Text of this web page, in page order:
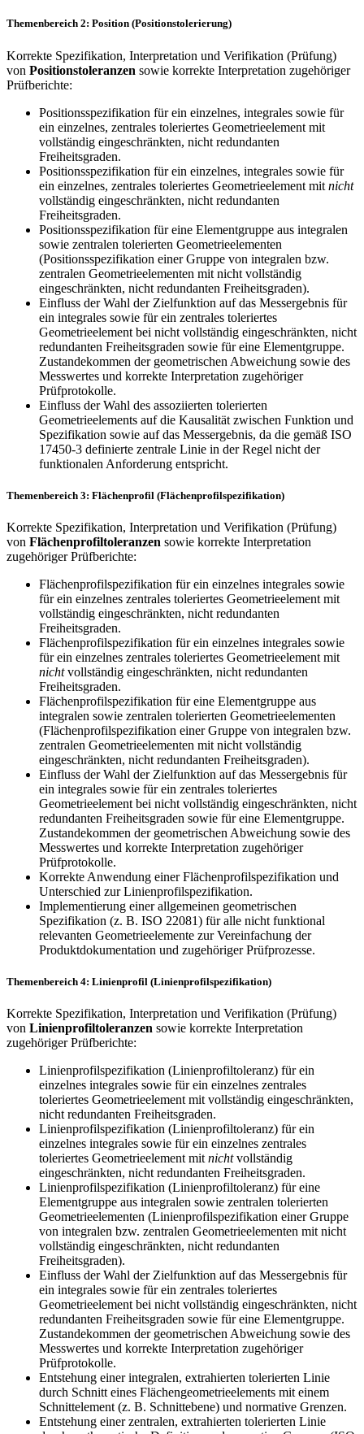
Themenbereich 2: Position (Positionstolerierung)
Korrekte Spezifikation, Interpretation und Verifikation (Prüfung)
von Positionstoleranzen sowie korrekte Interpretation zugehöriger
Prüfberichte:
Positionsspezifikation für ein einzelnes, integrales sowie für
ein einzelnes, zentrales toleriertes Geometrieelement mit
vollständig eingeschränkten, nicht redundanten
Freiheitsgraden.
Positionsspezifikation für ein einzelnes, integrales sowie für
ein einzelnes, zentrales toleriertes Geometrieelement mit nicht
vollständig eingeschränkten, nicht redundanten
Freiheitsgraden.
Positionsspezifikation für eine Elementgruppe aus integralen
sowie zentralen tolerierten Geometrieelementen
(Positionsspezifikation einer Gruppe von integralen bzw.
zentralen Geometrieelementen mit nicht vollständig
eingeschränkten, nicht redundanten Freiheitsgraden).
Einfluss der Wahl der Zielfunktion auf das Messergebnis für
ein integrales sowie für ein zentrales toleriertes
Geometrieelement bei nicht vollständig eingeschränkten, nicht
redundanten Freiheitsgraden sowie für eine Elementgruppe.
Zustandekommen der geometrischen Abweichung sowie des
Messwertes und korrekte Interpretation zugehöriger
Prüfprotokolle.
Einfluss der Wahl des assoziierten tolerierten
Geometrieelements auf die Kausalität zwischen Funktion und
Spezifikation sowie auf das Messergebnis, da die gemäß ISO
17450-3 definierte zentrale Linie in der Regel nicht der
funktionalen Anforderung entspricht.
Themenbereich 3: Flächenprofil (Flächenprofilspezifikation)
Korrekte Spezifikation, Interpretation und Verifikation (Prüfung)
von Flächenprofiltoleranzen sowie korrekte Interpretation
zugehöriger Prüfberichte:
Flächenprofilspezifikation für ein einzelnes integrales sowie
für ein einzelnes zentrales toleriertes Geometrieelement mit
vollständig eingeschränkten, nicht redundanten
Freiheitsgraden.
Flächenprofilspezifikation für ein einzelnes integrales sowie
für ein einzelnes zentrales toleriertes Geometrieelement mit
nichtvollständig eingeschränkten, nicht redundanten
Freiheitsgraden.
Flächenprofilspezifikation für eine Elementgruppe aus
integralen sowie zentralen tolerierten Geometrieelementen
(Flächenprofilspezifikation einer Gruppe von integralen bzw.
zentralen Geometrieelementen mit nicht vollständig
eingeschränkten, nicht redundanten Freiheitsgraden).
Einfluss der Wahl der Zielfunktion auf das Messergebnis für
ein integrales sowie für ein zentrales toleriertes
Geometrieelement bei nicht vollständig eingeschränkten, nicht
redundanten Freiheitsgraden sowie für eine Elementgruppe.
Zustandekommen der geometrischen Abweichung sowie des
Messwertes und korrekte Interpretation zugehöriger
Prüfprotokolle.
Korrekte Anwendung einer Flächenprofilspezifikation und
Unterschied zur Linienprofilspezifikation.
Implementierung einer allgemeinen geometrischen
Spezifikation (z. B. ISO 22081) für alle nicht funktional
relevanten Geometrieelemente zur Vereinfachung der
Produktdokumentation und zugehöriger Prüfprozesse.
Themenbereich 4: Linienprofil (Linienprofilspezifikation)
Korrekte Spezifikation, Interpretation und Verifikation (Prüfung)
von Linienprofiltoleranzen sowie korrekte Interpretation
zugehöriger Prüfberichte:
Linienprofilspezifikation (Linienprofiltoleranz) für ein
einzelnes integrales sowie für ein einzelnes zentrales
toleriertes Geometrieelement mit vollständig eingeschränkten,
nicht redundanten Freiheitsgraden.
Linienprofilspezifikation (Linienprofiltoleranz) für ein
einzelnes integrales sowie für ein einzelnes zentrales
toleriertes Geometrieelement mit nichtvollständig
eingeschränkten, nicht redundanten Freiheitsgraden.
Linienprofilspezifikation (Linienprofiltoleranz) für eine
Elementgruppe aus integralen sowie zentralen tolerierten
Geometrieelementen (Linienprofilspezifikation einer Gruppe
von integralen bzw. zentralen Geometrieelementen mit nicht
vollständig eingeschränkten, nicht redundanten
Freiheitsgraden).
Einfluss der Wahl der Zielfunktion auf das Messergebnis für
ein integrales sowie für ein zentrales toleriertes
Geometrieelement bei nicht vollständig eingeschränkten, nicht
redundanten Freiheitsgraden sowie für eine Elementgruppe.
Zustandekommen der geometrischen Abweichung sowie des
Messwertes und korrekte Interpretation zugehöriger
Prüfprotokolle.
Entstehung einer integralen, extrahierten tolerierten Linie
durch Schnitt eines Flächengeometrieelements mit einem
Schnittelement (z. B. Schnittebene) und normative Grenzen.
Entstehung einer zentralen, extrahierten tolerierten Linie